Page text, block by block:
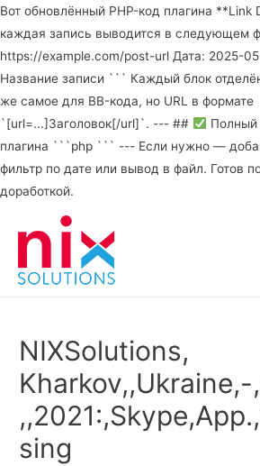
Вот обновлённый PHP-код плагина **Link
каждая запись выводится в следующем
https://example.com/post-url Дата: 2025-
Название записи ``` Каждый блок
же самое для BB-кода, но URL в формате
`[url=...]Заголовок[/url]`. --- ##
Полный
плагина ```php ``` --- Если нужно —
фильтр по дате или вывод в файл. Готов
доработкой.
NIXSolutions,
Kharkov,,Ukraine,-
sing